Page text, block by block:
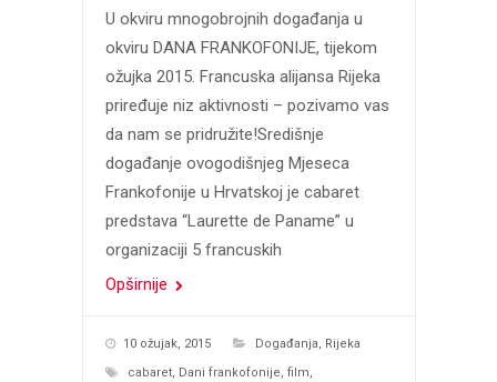
U okviru mnogobrojnih događanja u
okviru DANA FRANKOFONIJE, tijekom
ožujka 2015. Francuska alijansa Rijeka
priređuje niz aktivnosti – pozivamo vas
da nam se pridružite!Središnje
događanje ovogodišnjeg Mjeseca
Frankofonije u Hrvatskoj je cabaret
predstava “Laurette de Paname” u
organizaciji 5 francuskih
Opširnije
10 ožujak, 2015 Događanja, Rijeka
cabaret, Dani frankofonije, film,